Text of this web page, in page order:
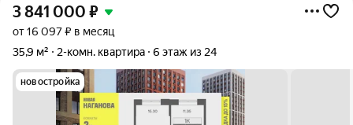
3 841 000 ₽
от 16 097 ₽ в месяц
35,9 м²
2-комн. квартира 6 этаж из 24
новостройка